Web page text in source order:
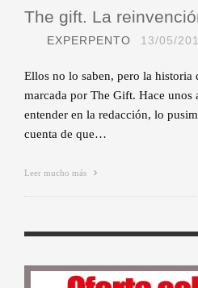
The gift. La
EXPERPENTO 13/05/
Ellos no lo saben, pero la historia
marcada por The Gift. Hace unos
entender en la redacción, lo
cuenta de que…
Leer mucho más